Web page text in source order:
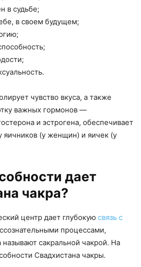
в судьбе;
в своем будущем;
чувство вкуса, а также
важных гормонов —
и эстрогена, обеспечивает
яичников (у женщин) и яичек (у
дает
чакра?
центр дает глубокую связь с
процессами,
называют сакральной чакрой. На
Свадхистана чакры.